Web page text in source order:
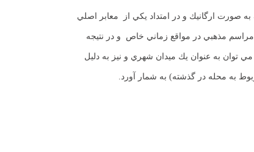
صورت ارگانيك و در امتداد يكي از معابر اصلي
مذهبي در مواقع زماني خاص و در نتيجه
توان به عنوان يك ميدان شهري و نيز به دليل
به محله در گذشته) به شمار آورد.